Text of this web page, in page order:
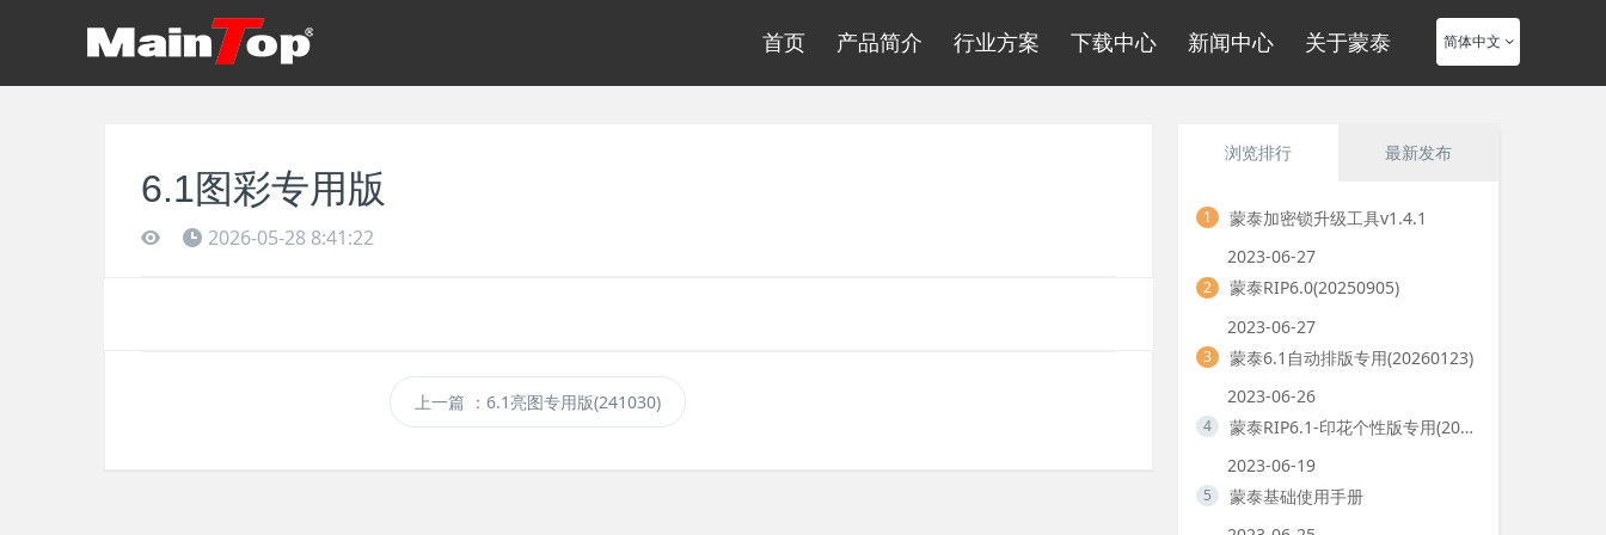
简体中文
首页 产品简介 行业方案 下载中心 新闻中心 关于蒙泰
6.1图彩专用版
2026-05-28 8:41:22
上一篇 ：6.1亮图专用版(241030)
浏览排行 最新发布
1
蒙泰加密锁升级工具v1.4.1
2023-06-27
2
蒙泰RIP6.0(20250905)
2023-06-27
3
蒙泰6.1自动排版专用(20260123)
2023-06-26
4
蒙泰RIP6.1-印花个性版专用(20211228)
2023-06-19
5
蒙泰基础使用手册